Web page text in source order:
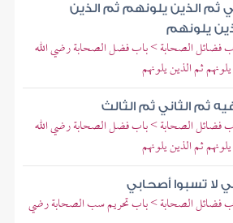
ثم الذين يلونهم ثم الذين
يلونهم
الصحابة > باب فضل الصحابة رضي الله
ثم الذين يلونهم
ثم الثاني ثم الثالث
الصحابة > باب فضل الصحابة رضي الله
ثم الذين يلونهم
لا تسبوا أصحابي
الصحابة > باب تحريم سب الصحابة رضي